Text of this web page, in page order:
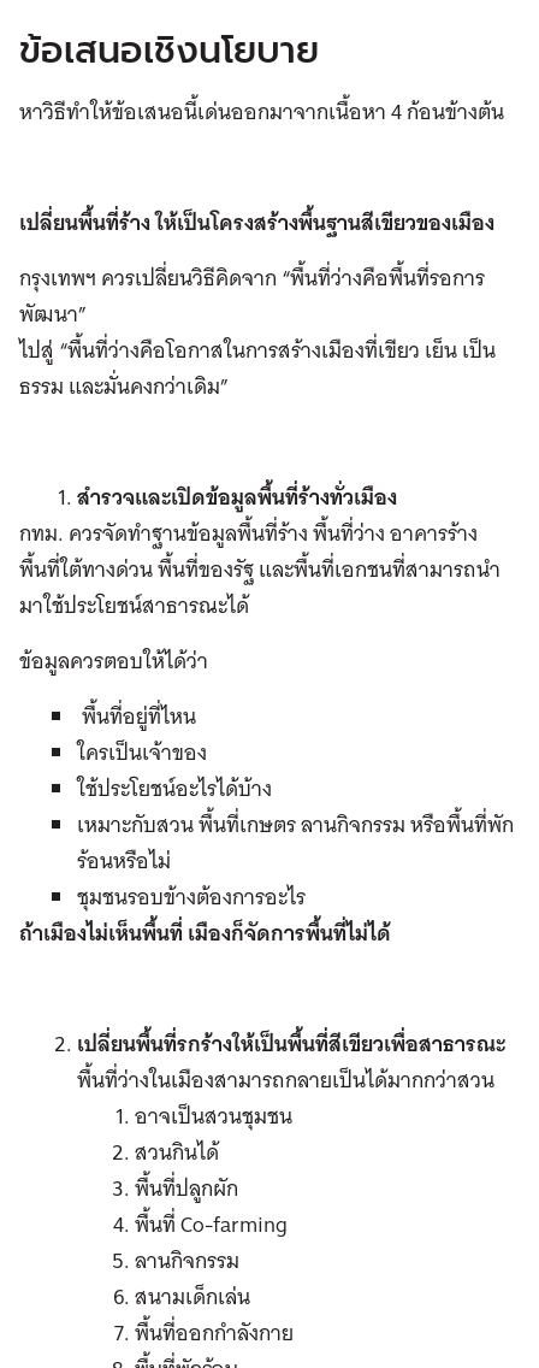
ข้อเสนอเชิงนโยบาย
หาวิธีทำให้ข้อเสนอนี้เด่นออกมาจากเนื้อหา 4 ก้อนข้างต้น
เปลี่ยนพื้นที่ร้าง ให้เป็นโครงสร้างพื้นฐานสีเขียวของเมือง
กรุงเทพฯ ควรเปลี่ยนวิธีคิดจาก “พื้นที่ว่างคือพื้นที่รอการ
พัฒนา”
ไปสู่ “พื้นที่ว่างคือโอกาสในการสร้างเมืองที่เขียว เย็น เป็น
ธรรม และมั่นคงกว่าเดิม”
สำรวจและเปิดข้อมูลพื้นที่ร้างทั่วเมือง
กทม. ควรจัดทำฐานข้อมูลพื้นที่ร้าง พื้นที่ว่าง อาคารร้าง
พื้นที่ใต้ทางด่วน พื้นที่ของรัฐ และพื้นที่เอกชนที่สามารถนำ
มาใช้ประโยชน์สาธารณะได้
ข้อมูลควรตอบให้ได้ว่า
พื้นที่อยู่ที่ไหน
ใครเป็นเจ้าของ
ใช้ประโยชน์อะไรได้บ้าง
เหมาะกับสวน พื้นที่เกษตร ลานกิจกรรม หรือพื้นที่พัก
ร้อนหรือไม่
ชุมชนรอบข้างต้องการอะไร
ถ้าเมืองไม่เห็นพื้นที่ เมืองก็จัดการพื้นที่ไม่ได้
เปลี่ยนพื้นที่รกร้างให้เป็นพื้นที่สีเขียวเพื่อสาธารณะ
พื้นที่ว่างในเมืองสามารถกลายเป็นได้มากกว่าสวน
อาจเป็นสวนชุมชน
สวนกินได้
พื้นที่ปลูกผัก
พื้นที่ Co-farming
ลานกิจกรรม
สนามเด็กเล่น
พื้นที่ออกกำลังกาย